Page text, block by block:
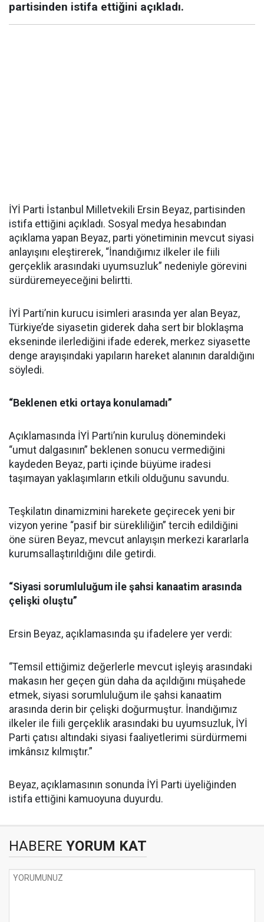
partisinden istifa ettiğini açıkladı.
İYİ Parti İstanbul Milletvekili Ersin Beyaz, partisinden
istifa ettiğini açıkladı. Sosyal medya hesabından
açıklama yapan Beyaz, parti yönetiminin mevcut siyasi
anlayışını eleştirerek, “İnandığımız ilkeler ile fiili
gerçeklik arasındaki uyumsuzluk” nedeniyle görevini
sürdüremeyeceğini belirtti.
İYİ Parti’nin kurucu isimleri arasında yer alan Beyaz,
Türkiye’de siyasetin giderek daha sert bir bloklaşma
ekseninde ilerlediğini ifade ederek, merkez siyasette
denge arayışındaki yapıların hareket alanının daraldığını
söyledi.
“Beklenen etki ortaya konulamadı”
Açıklamasında İYİ Parti’nin kuruluş dönemindeki
“umut dalgasının” beklenen sonucu vermediğini
kaydeden Beyaz, parti içinde büyüme iradesi
taşımayan yaklaşımların etkili olduğunu savundu.
Teşkilatın dinamizmini harekete geçirecek yeni bir
vizyon yerine “pasif bir sürekliliğin” tercih edildiğini
öne süren Beyaz, mevcut anlayışın merkezi kararlarla
kurumsallaştırıldığını dile getirdi.
“Siyasi sorumluluğum ile şahsi kanaatim arasında
çelişki oluştu”
Ersin Beyaz, açıklamasında şu ifadelere yer verdi:
“Temsil ettiğimiz değerlerle mevcut işleyiş arasındaki
makasın her geçen gün daha da açıldığını müşahede
etmek, siyasi sorumluluğum ile şahsi kanaatim
arasında derin bir çelişki doğurmuştur. İnandığımız
ilkeler ile fiili gerçeklik arasındaki bu uyumsuzluk, İYİ
Parti çatısı altındaki siyasi faaliyetlerimi sürdürmemi
imkânsız kılmıştır.”
Beyaz, açıklamasının sonunda İYİ Parti üyeliğinden
istifa ettiğini kamuoyuna duyurdu.
HABERE YORUM KAT